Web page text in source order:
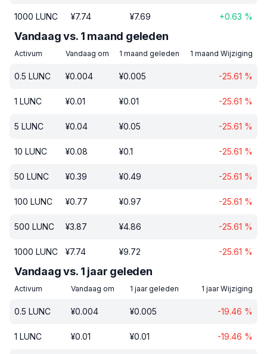
1000 LUNC ¥7.74 ¥7.69 +0.63 %
Vandaag vs. 1 maand geleden
Activum Vandaag om 1 maand geleden 1 maand Wijziging
0.5 LUNC ¥0.004 ¥0.005 -25.61 %
1 LUNC ¥0.01 ¥0.01 -25.61 %
5 LUNC ¥0.04 ¥0.05 -25.61 %
10 LUNC ¥0.08 ¥0.1 -25.61 %
50 LUNC ¥0.39 ¥0.49 -25.61 %
100 LUNC ¥0.77 ¥0.97 -25.61 %
500 LUNC ¥3.87 ¥4.86 -25.61 %
1000 LUNC ¥7.74 ¥9.72 -25.61 %
Vandaag vs. 1 jaar geleden
Activum Vandaag om 1 jaar geleden 1 jaar Wijziging
0.5 LUNC ¥0.004 ¥0.005 -19.46 %
1 LUNC ¥0.01 ¥0.01 -19.46 %